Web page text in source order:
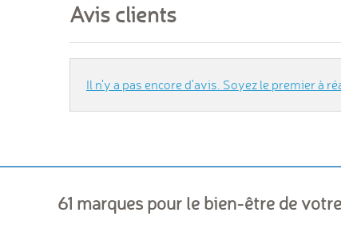
Avis clients
Il n'y a pas encore d'avis. Soyez le premier à
61 marques pour le bien-être de